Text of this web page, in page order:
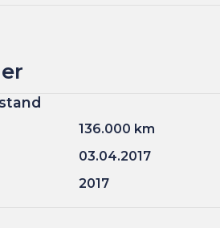
136.000 km
03.04.2017
2017